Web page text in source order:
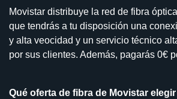
Movistar distribuye la red de fibra
que tendrás a tu disposición una
y alta veocidad y un servicio técnico
por sus clientes. Además, pagarás 0€
Qué oferta de fibra de Movistar elegir